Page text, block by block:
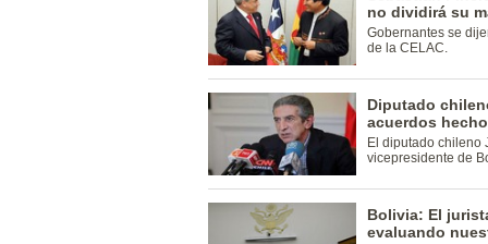
no dividirá su
Gobernantes se
de la CELAC.
Diputado
acuerdos
El diputado chileno
vicepresidente de
Bolivia: El
evaluando